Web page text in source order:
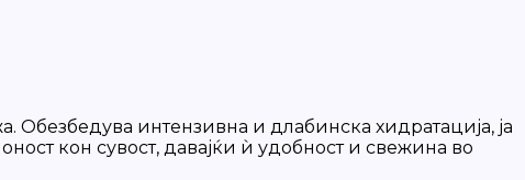
Обезбедува интензивна и длабинска хидратација, ја
кон сувост, давајќи ѝ удобност и свежина во